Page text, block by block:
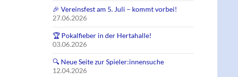
🎉 Vereinsfest am 5. Juli – kommt vorbei!
27.06.2026
🏆 Pokalfieber in der Hertahalle!
03.06.2026
🔍 Neue Seite zur Spieler:innensuche
12.04.2026